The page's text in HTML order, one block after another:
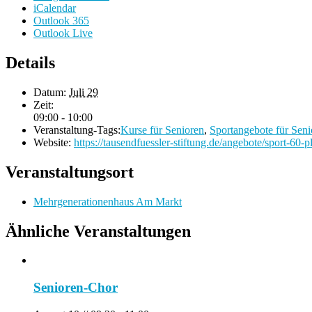
iCalendar
Outlook 365
Outlook Live
Details
Datum: Juli 29
Zeit:
09:00 - 10:00
Veranstaltung-Tags:Kurse für Senioren, Sportangebote für
Website: https://tausendfuessler-stiftung.de/angebote/sport-60-
Veranstaltungsort
Mehrgenerationenhaus Am Markt
Ähnliche Veranstaltungen
Senioren-Chor